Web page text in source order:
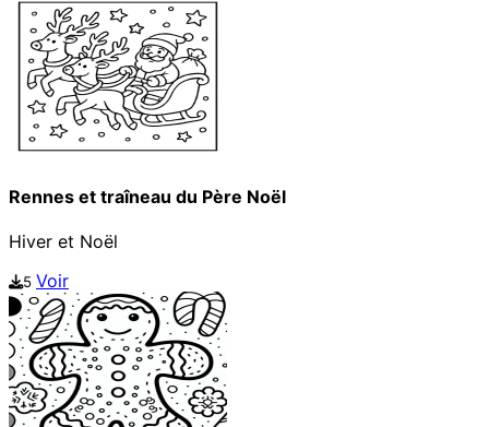
Rennes et traîneau du Père Noël
Hiver et Noël
5 Voir